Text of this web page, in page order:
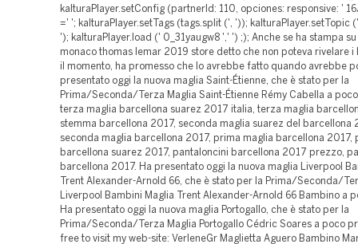
kalturaPlayer.setConfig (partnerId: 110, opciones: responsive: '
=' '; kalturaPlayer.setTags (tags.split (', ')); kalturaPlayer.setTopic
'); kalturaPlayer.load (' 0_31yaugw8 ',' ') ;); Anche se ha stampa
monaco thomas lemar 2019 store detto che non poteva rivelare i
il momento, ha promesso che lo avrebbe fatto quando avrebbe
presentato oggi la nuova maglia Saint-Étienne, che è stato per la
Prima/Seconda/Terza Maglia Saint-Étienne Rémy Cabella a
terza maglia barcellona suarez 2017 italia, terza maglia
stemma barcellona 2017, seconda maglia suarez del barcellona
seconda maglia barcellona 2017, prima maglia barcellona 2017,
barcellona suarez 2017, pantaloncini barcellona 2017 prezzo,
barcellona 2017. Ha presentato oggi la nuova maglia Liverpool
Trent Alexander-Arnold 66, che è stato per la Prima/Seconda/
Liverpool Bambini Maglia Trent Alexander-Arnold 66 Bambino a
Ha presentato oggi la nuova maglia Portogallo, che è stato per la
Prima/Seconda/Terza Maglia Portogallo Cédric Soares a poco
free to visit my web-site: VerleneGr Maglietta Aguero Bambino